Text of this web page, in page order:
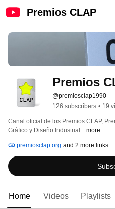
Premios CLAP
Premios
@premiosclap1990
126 subscribers • 19
Canal oficial de los Premios CLAP,
Gráfico y Diseño Industrial ...more
premiosclap.org and 2 more links
Home Videos Playlists